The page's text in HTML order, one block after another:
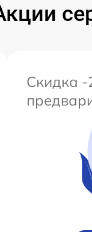
Скидка -